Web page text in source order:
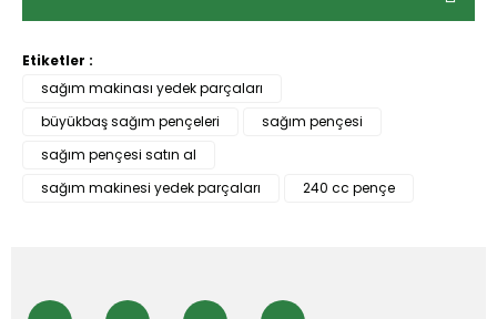
Etiketler :
sağım makinası yedek parçaları
büyükbaş sağım pençeleri
sağım pençesi
sağım pençesi satın al
sağım makinesi yedek parçaları
240 cc pençe